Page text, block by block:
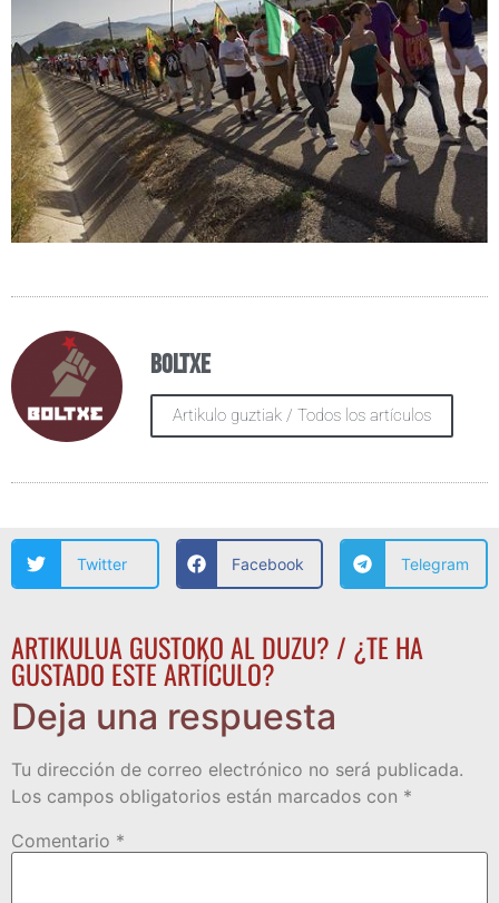
Boltxe
Artikulo guztiak / Todos los artículos
Twitter Facebook Telegram
ARTIKULUA GUSTOKO AL DUZU? / ¿TE HA
GUSTADO ESTE ARTÍCULO?
Deja una respuesta
Tu dirección de correo electrónico no será publicada.
Los campos obligatorios están marcados con *
Comentario *